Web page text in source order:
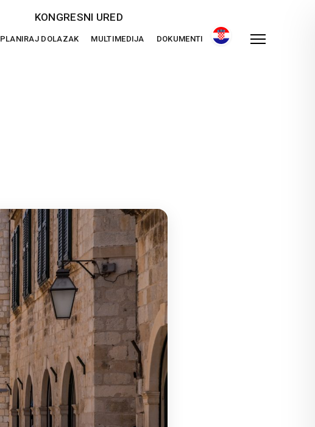
KONGRESNI URED
PLANIRAJ DOLAZAK MULTIMEDIJA DOKUMENTI